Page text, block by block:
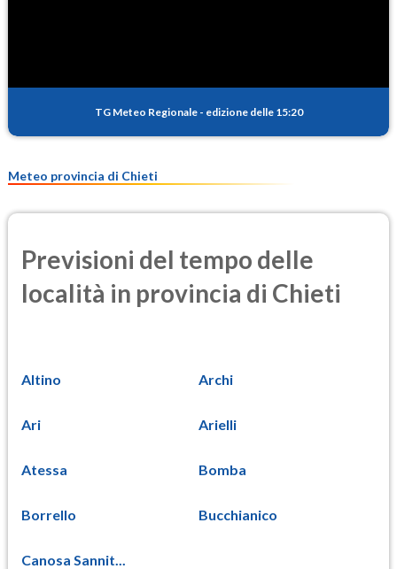
TG Meteo Regionale - edizione delle 15:20
Meteo provincia di Chieti
Previsioni del tempo delle
località in provincia di Chieti
Altino Archi
Ari Arielli
Atessa Bomba
Borrello Bucchianico
Canosa Sannit...